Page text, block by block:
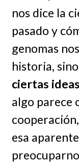
nos dice la
pasado y
genomas
historia, sino
ciertas
algo parece
esa aparente